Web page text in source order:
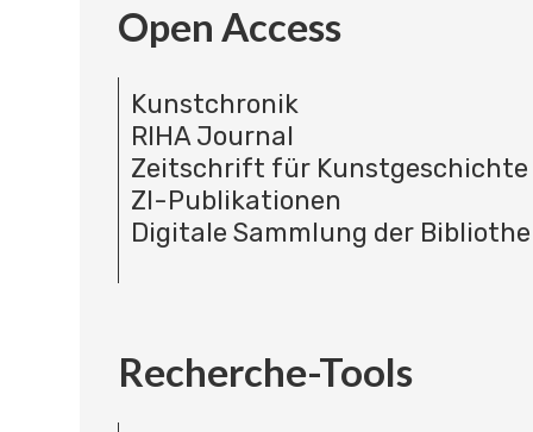
Open Access
Kunstchronik
RIHA Journal
Zeitschrift für Kunstgeschichte
ZI-Publikationen
Digitale Sammlung der
Recherche-Tools